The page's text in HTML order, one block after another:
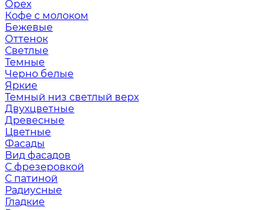
Орех
Кофе с молоком
Бежевые
Оттенок
Светлые
Темные
Черно белые
Яркие
Темный низ светлый верх
Двухцветные
Древесные
Цветные
Фасады
Вид фасадов
С фрезеровкой
С патиной
Радиусные
Гладкие